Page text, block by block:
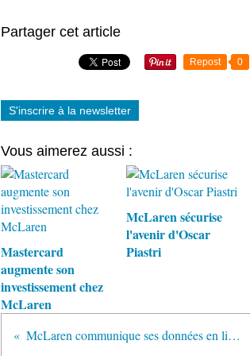
Partager cet article
Repost 0
S'inscrire à la newsletter
Vous aimerez aussi :
Mastercard
augmente son
investissement chez
McLaren
McLaren sécurise
l'avenir d'Oscar
Piastri
McLaren communique ses données en ligne